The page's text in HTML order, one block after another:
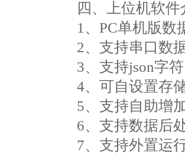
四、上位机软件
1、PC单机版数
2、支持串口数
3、支持json字
4、可自设置存
5、支持自助增
6、支持数据后
7、支持外置运